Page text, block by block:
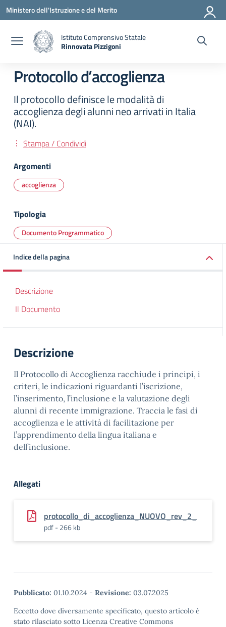
Vai ai contenuti
Vai al menu di navigazione
Vai al footer
Ministero dell'Istruzione e del Merito
Istituto Comprensivo Statale
Rinnovata Pizzigoni
Protocollo d’accoglienza
Il protocollo definisce le modalità di
accoglienza degli alunni neo arrivati in Italia
(NAI).
Stampa / Condividi
Argomenti
accoglienza
Tipologia
Documento Programmatico
Indice della pagina
Descrizione
Il Documento
Descrizione
Il Protocollo di Accoglienza racchiude i principi, i
criteri, le indicazioni riguardanti l’iscrizione,
l’inserimento, l’inclusione e la valutazione degli
alunni di recente immigrazione. Traccia le fasi di
accoglienza e le attività di facilitazione per
l’apprendimento della lingua italiana e
dell’inclusione.
Allegati
protocollo_di_accoglienza_NUOVO_rev_2_
pdf - 266 kb
Pubblicato: 01.10.2024 - Revisione: 03.07.2025
Eccetto dove diversamente specificato, questo articolo è
stato rilasciato sotto Licenza Creative Commons